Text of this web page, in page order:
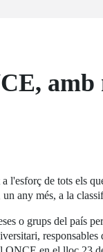
amb
l'esforç de tots els
any més, a la
o grups del país